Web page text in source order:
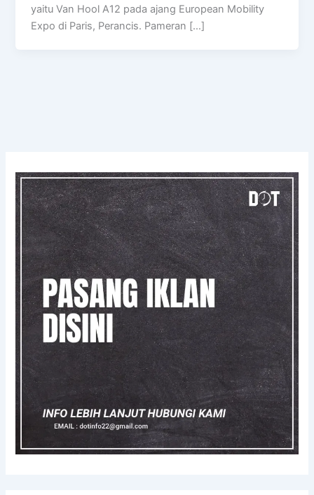
yaitu Van Hool A12 pada ajang European Mobility
Expo di Paris, Perancis. Pameran […]